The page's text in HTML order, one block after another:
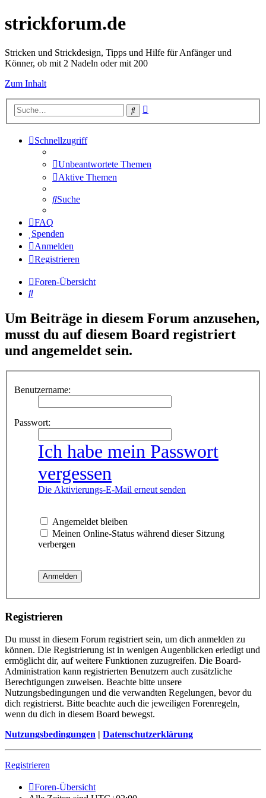
strickforum.de
Stricken und Strickdesign, Tipps und Hilfe für Anfänger und
Könner, ob mit 2 Nadeln oder mit 200
Zum Inhalt
Suche
Schnellzugriff
Unbeantwortete Themen
Aktive Themen
Suche
FAQ
Spenden
Anmelden
Registrieren
Foren-Übersicht
Suche
Um Beiträge in diesem Forum anzusehen,
musst du auf diesem Board registriert
und angemeldet sein.
Benutzername:
Passwort:
Ich habe mein Passwort
vergessen
Die Aktivierungs-E-Mail erneut senden
Angemeldet bleiben
Meinen Online-Status während dieser Sitzung
verbergen
Registrieren
Du musst in diesem Forum registriert sein, um dich anmelden zu
können. Die Registrierung ist in wenigen Augenblicken erledigt und
ermöglicht dir, auf weitere Funktionen zuzugreifen. Die Board-
Administration kann registrierten Benutzern auch zusätzliche
Berechtigungen zuweisen. Beachte bitte unsere
Nutzungsbedingungen und die verwandten Regelungen, bevor du
dich registrierst. Bitte beachte auch die jeweiligen Forenregeln,
wenn du dich in diesem Board bewegst.
Nutzungsbedingungen | Datenschutzerklärung
Registrieren
Foren-Übersicht